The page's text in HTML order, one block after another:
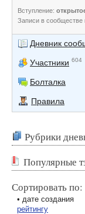
Вступление:
Записи в сообществе
Дневник
Участники 604
Болталка
Правила
Рубрики
Популярные
Сортировать по:
• дате создания
рейтингу